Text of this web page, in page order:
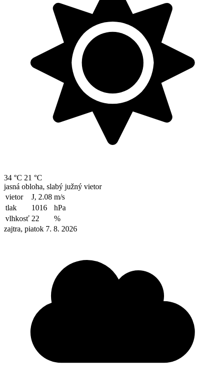
34 °C 21 °C
jasná obloha, slabý južný vietor
vietor
J, 2.08 m/s
tlak
1016
hPa
vlhkosť 22
%
zajtra, piatok 7. 8. 2026